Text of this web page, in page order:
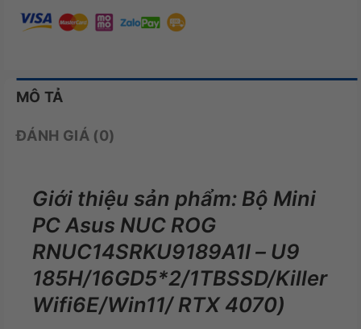
MÔ TẢ
ĐÁNH GIÁ (0)
Giới thiệu sản phẩm: Bộ Mini
PC Asus NUC ROG
RNUC14SRKU9189A1I – U9
185H/16GD5*2/1TBSSD/Killer
Wifi6E/Win11/ RTX 4070)